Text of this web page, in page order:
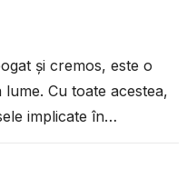
și cremos, este o
Cu toate acestea,
implicate în